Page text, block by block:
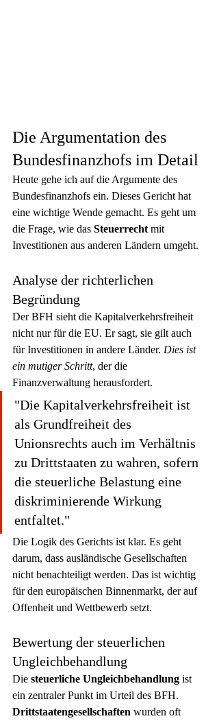
Die Argumentation des
Bundesfinanzhofs im Detail
Heute gehe ich auf die Argumente des
Bundesfinanzhofs ein. Dieses Gericht hat
eine wichtige Wende gemacht. Es geht um
die Frage, wie das Steuerrecht mit
Investitionen aus anderen Ländern umgeht.
Analyse der richterlichen
Begründung
Der BFH sieht die Kapitalverkehrsfreiheit
nicht nur für die EU. Er sagt, sie gilt auch
für Investitionen in andere Länder. Dies ist
ein mutiger Schritt, der die
Finanzverwaltung herausfordert.
"Die Kapitalverkehrsfreiheit ist
als Grundfreiheit des
Unionsrechts auch im Verhältnis
zu Drittstaaten zu wahren, sofern
die steuerliche Belastung eine
diskriminierende Wirkung
entfaltet."
Die Logik des Gerichts ist klar. Es geht
darum, dass ausländische Gesellschaften
nicht benachteiligt werden. Das ist wichtig
für den europäischen Binnenmarkt, der auf
Offenheit und Wettbewerb setzt.
Bewertung der steuerlichen
Ungleichbehandlung
Die steuerliche Ungleichbehandlung ist
ein zentraler Punkt im Urteil des BFH.
Drittstaatengesellschaften wurden oft